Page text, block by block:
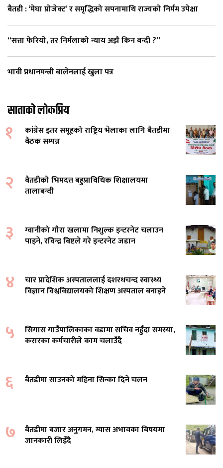
बैतडी : ‘मेघा प्रोजेक्ट’ र समृद्धिको सपनामाथि राज्यको निर्मम उपेक्षा
“सत्ता फेरियो, तर निर्मलाको न्याय अझै किन बन्दी ?”
भावी प्रधानमन्त्री बालेनलाई खुला पत्र
साताको लोकप्रिय
१
कांग्रेस इतर समूहको राष्ट्रिय भेलाका लागि बैतडीमा
बैठक सम्पन्न
२
बैतडीको भिमदत्त बहुप्राविधिक शिक्षालयमा
तालाबन्दी
३
ग्वानीको गौरा खलामा निशुल्क इन्टरनेट चलाउन
पाइने, रविन्द्र बिष्टले गरे इन्टरनेट जडान
४
चार प्रादेशिक अस्पताललाई दशरथचन्द स्वास्थ्य
विज्ञान विश्वविद्यालयको शिक्षण अस्पताल बनाइने
५
सिगास गाउँपालिकाका वडामा सचिव नहुँदा समस्या,
करारका कर्मचारीले काम चलाउँदै
६ बैतडीमा साउनको महिना सिन्का दिने चलन
७
बैतडीमा बजार अनुगमन, ग्यास अभावका बिषयमा
जानकारी लिइँदै